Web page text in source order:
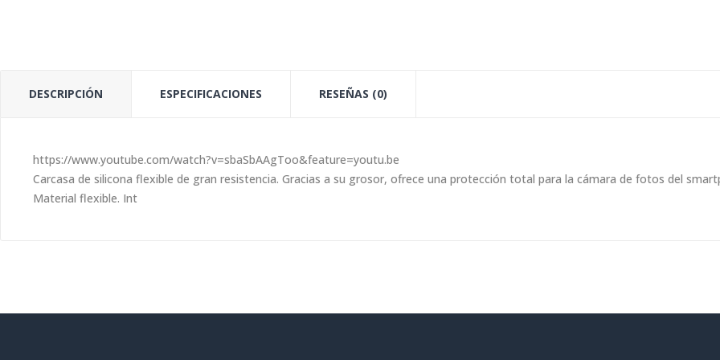
DESCRIPCIÓN ESPECIFICACIONES RESEÑAS (0)
https://www.youtube.com/watch?v=sbaSbAAgToo&feature=youtu.be
Carcasa de silicona flexible de gran resistencia. Gracias a su grosor, ofrece una protección total para la cámara de fotos del
Material flexible. Int